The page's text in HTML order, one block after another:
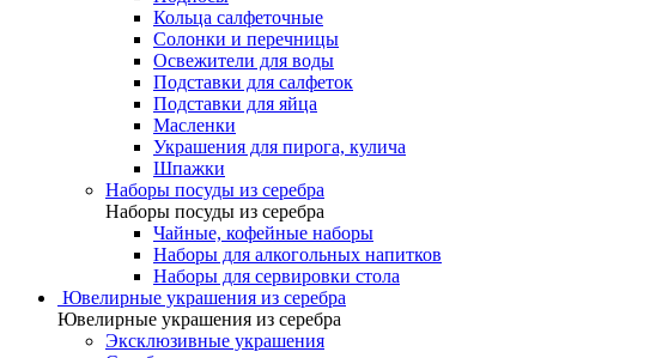
Кольца салфеточные
Солонки и перечницы
Освежители для воды
Подставки для салфеток
Подставки для яйца
Масленки
Украшения для пирога, кулича
Шпажки
Наборы посуды из серебра
Наборы посуды из серебра
Чайные, кофейные наборы
Наборы для алкогольных напитков
Наборы для сервировки стола
Ювелирные украшения из серебра
Ювелирные украшения из серебра
Эксклюзивные украшения